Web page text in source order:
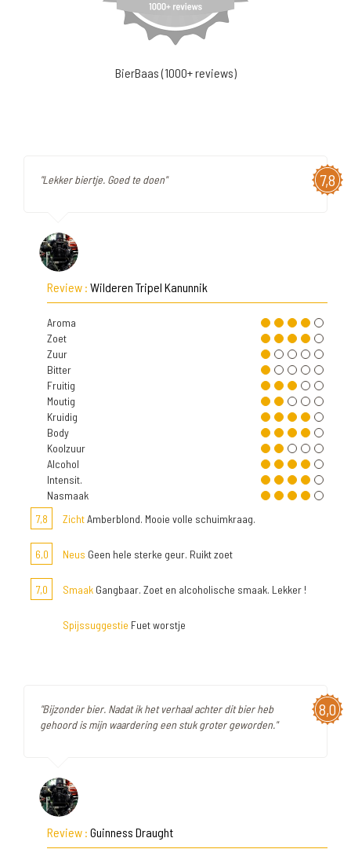
BierBaas (1000+ reviews)
7,8
"Lekker biertje. Goed te doen"
Review : Wilderen Tripel Kanunnik
Aroma
Zoet
Zuur
Bitter
Fruitig
Moutig
Kruidig
Body
Koolzuur
Alcohol
Intensit.
Nasmaak
7,8
ZichtAmberblond. Mooie volle schuimkraag.
6,0 Neus Geen hele sterke geur. Ruikt zoet
7,0 Smaak Gangbaar. Zoet en alcoholische smaak. Lekker !
Spijssuggestie Fuet worstje
8,0
"Bijzonder bier. Nadat ik het verhaal achter dit bier heb
gehoord is mijn waardering een stuk groter geworden."
Review : Guinness Draught